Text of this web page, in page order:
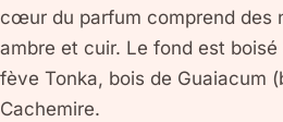
cœur du parfum comprend des
ambre et cuir. Le fond est
fève Tonka, bois de Guaiacum
Cachemire.